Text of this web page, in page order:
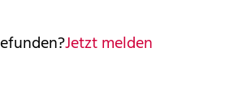
Jetzt melden